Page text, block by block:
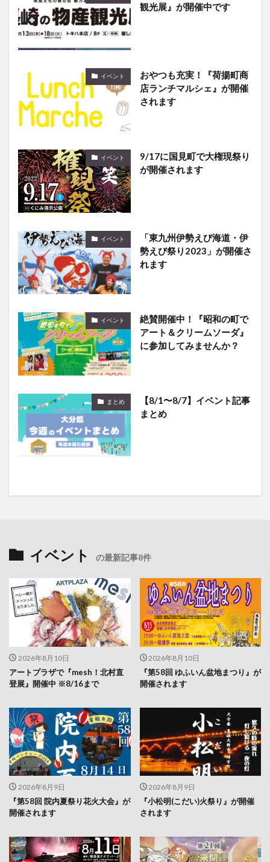
観光展』が開催中です
イベント
おやつも充実！『荷揚町商
店ランチマルシェ』が開催
されます
イベント
9/17に国見町で大権現祭り
が開催されます
イベント
「東九州伊勢えび海道・伊
勢えび祭り2023」が開催さ
れます
イベント
絶賛開催中！『昭和の町で
アート＆クリームソーダ』
に参加してみませんか？
まとめ
【8/1〜8/7】イベント記事
まとめ
イベント の最新記事8件
2026年8月10日
アートプラザで『mesh！北村直
登展』開催中 ※8/16まで
2026年8月10日
『第58回 ゆふいん盆地まつり』が
開催されます
2026年8月9日
『第58回 院内夏祭り花火大会』が
開催されます
2026年8月9日
『小松明(こだい)火祭り』が開催
されます